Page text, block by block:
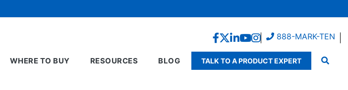
888-MARK-TEN
WHERE TO BUY RESOURCES BLOG TALK TO A PRODUCT EXPERT